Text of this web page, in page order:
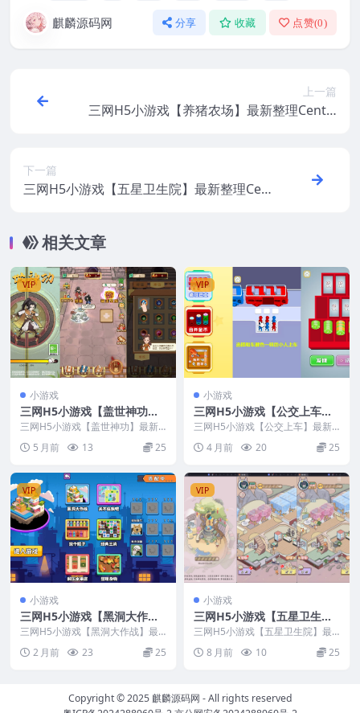
麒麟源码网 分享 收藏 点赞(0)
上一篇
三网H5小游戏【养猪农场】最新整理CentO
下一篇
三网H5小游戏【五星卫生院】最新整理Cen
相关文章
VIP
小游戏
三网H5小游戏【盖世神功】
最新整理Linux手工服务端
+安卓
三网H5小游戏【盖世神功】最新
5 月前 13 25
VIP
小游戏
三网H5小游戏【公交上车】
最新整理Linux手工服务端
+安卓
三网H5小游戏【公交上车】最新
4 月前 20 25
VIP
小游戏
三网H5小游戏【黑洞大作
战】最新整理Linux手工服务
端+安卓
三网H5小游戏【黑洞大作战】最
2 月前 23 25
VIP
小游戏
三网H5小游戏【五星卫生
院】最新整理CentOS手工服
务端+安卓+源码
三网H5小游戏【五星卫生院】最
新整理CentOS手工服务端+安卓
+源码8 月前 10 25
Copyright © 2025 麒麟源码网 - All rights reserved